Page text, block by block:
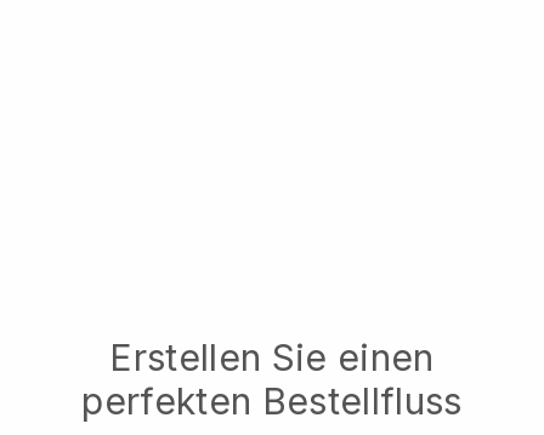
Erstellen Sie einen
perfekten Bestellfluss